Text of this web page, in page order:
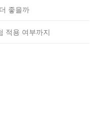
좋을까
적용 여부까지